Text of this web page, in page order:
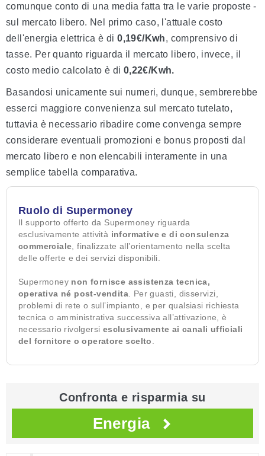
comunque conto di una media fatta tra le varie proposte -
sul mercato libero. Nel primo caso, l'attuale costo
dell'energia elettrica è di0,19€/Kwh, comprensivo di
tasse. Per quanto riguarda il mercato libero, invece, il
costo medio calcolato è di 0,22€/Kwh.
Basandosi unicamente sui numeri, dunque, sembrerebbe
esserci maggiore convenienza sul mercato tutelato,
tuttavia è necessario ribadire come convenga sempre
considerare eventuali promozioni e bonus proposti dal
mercato libero e non elencabili interamente in una
semplice tabella comparativa.
Ruolo di Supermoney
Il supporto offerto da Supermoney riguarda
esclusivamente attività informative e di consulenza
commerciale, finalizzate all’orientamento nella scelta
delle offerte e dei servizi disponibili.
Supermoney non fornisce assistenza tecnica,
operativa né post-vendita. Per guasti, disservizi,
problemi di rete o sull’impianto, e per qualsiasi richiesta
tecnica o amministrativa successiva all’attivazione, è
necessario rivolgersi esclusivamente ai canali ufficiali
del fornitore o operatore scelto.
Confronta e risparmia su
Energia